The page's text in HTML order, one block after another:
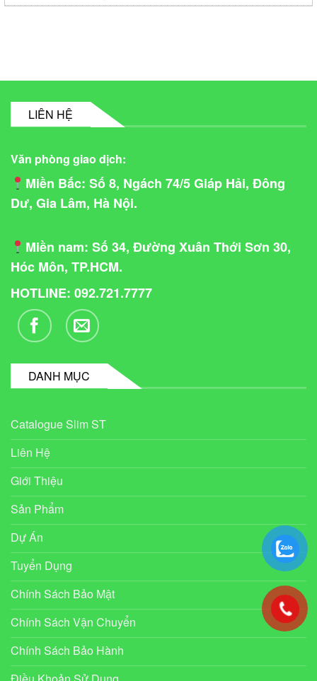
LIÊN HỆ
Văn phòng giao dịch:
Miền Bắc: Số 8, Ngách 74/5 Giáp Hải, Đông
Dư, Gia Lâm, Hà Nội.
Miền nam: Số 34, Đường Xuân Thới Sơn 30,
Hóc Môn, TP.HCM.
HOTLINE: 092.721.7777
DANH MỤC
Catalogue Slim ST
Liên Hệ
Giới Thiệu
Sản Phẩm
Dự Án
Tuyển Dụng
Chính Sách Bảo Mật
Chính Sách Vận Chuyển
Chính Sách Bảo Hành